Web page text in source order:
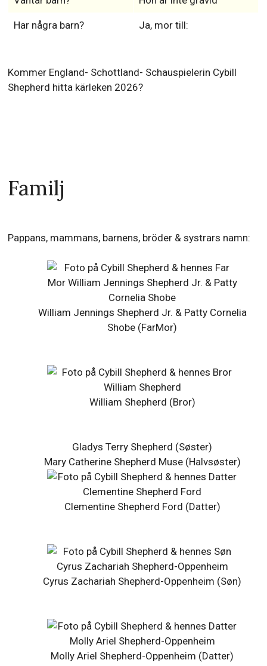
Har några barn? Ja, mor till:
Kommer England- Schottland- Schauspielerin Cybill
Shepherd hitta kärleken 2026?
Familj
Pappans, mammans, barnens, bröder & systrars namn:
William Jennings Shepherd Jr. & Patty Cornelia
Shobe (FarMor)
William Shepherd (Bror)
Gladys Terry Shepherd (Søster)
Mary Catherine Shepherd Muse (Halvsøster)
Clementine Shepherd Ford (Datter)
Cyrus Zachariah Shepherd-Oppenheim (Søn)
Molly Ariel Shepherd-Oppenheim (Datter)